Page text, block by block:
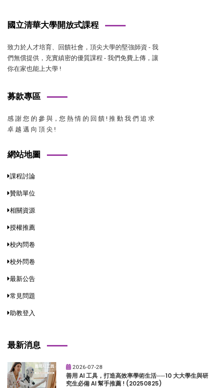
國立清華大學開放式課程
致力於人才培育、回饋社會，頂尖大學的堅強師資 - 我
們無償提供，充實縝密的優質課程 - 我們免費上傳，讓
你在家也能上大學 !
募款專區
感 謝 您 的 參 與，您 熱 情 的 回 饋 ! 推 動 我 們 追 求
卓 越 邁 向 頂 尖 !
網站地圖
課程討論
贊助單位
相關資源
授權推薦
校內問卷
校外問卷
最新公告
常見問題
助教登入
最新消息
2026-07-28
善用 AI 工具，打造高效率學術生活──10 大大學生與研
究生必備 AI 幫手推薦 ! (20250825)